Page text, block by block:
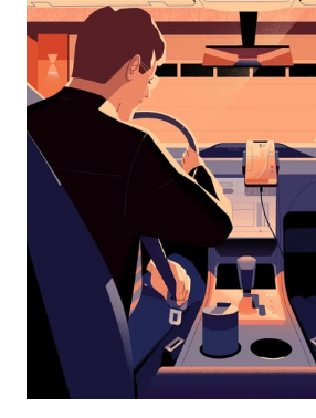
выбрать
дату.
Чтобы
закрыть
календарь,
нажмите
Esc.